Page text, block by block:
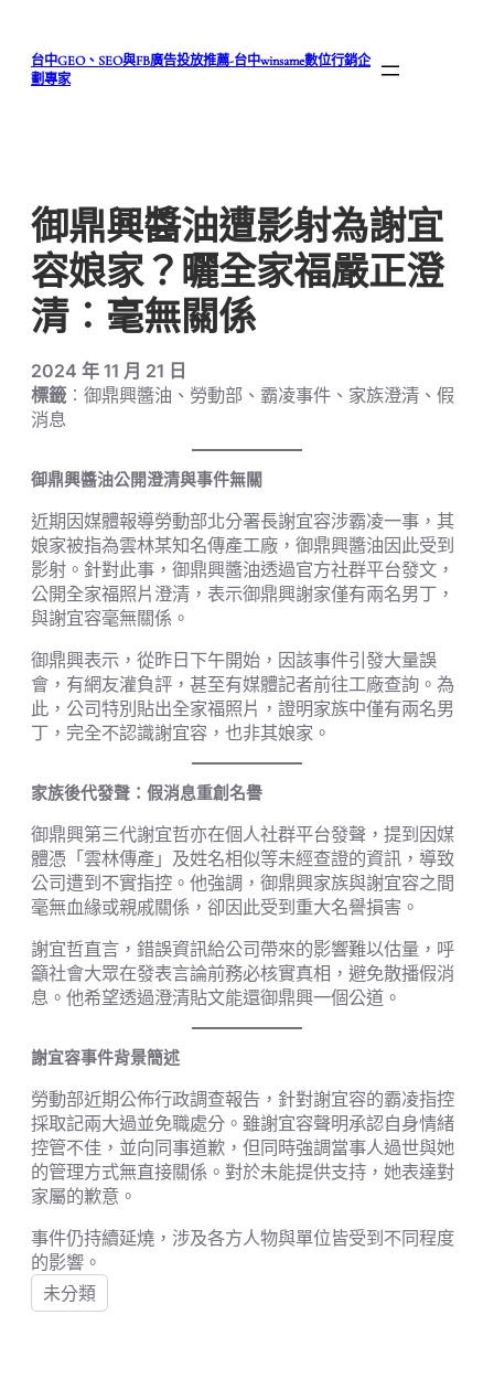
台中GEO、SEO與FB廣告投放推薦-台中winsame數位行銷企
劃專家
御鼎興醬油遭影射為謝宜
容娘家？曬全家福嚴正澄
清︰毫無關係
2024 年 11 月 21 日
標籤︰御鼎興醬油、勞動部、霸凌事件、家族澄清、假
消息
御鼎興醬油公開澄清與事件無關
近期因媒體報導勞動部北分署長謝宜容涉霸凌一事，其
娘家被指為雲林某知名傳產工廠，御鼎興醬油因此受到
影射。針對此事，御鼎興醬油透過官方社群平台發文，
公開全家福照片澄清，表示御鼎興謝家僅有兩名男丁，
與謝宜容毫無關係。
御鼎興表示，從昨日下午開始，因該事件引發大量誤
會，有網友灌負評，甚至有媒體記者前往工廠查詢。為
此，公司特別貼出全家福照片，證明家族中僅有兩名男
丁，完全不認識謝宜容，也非其娘家。
家族後代發聲：假消息重創名譽
御鼎興第三代謝宜哲亦在個人社群平台發聲，提到因媒
體憑「雲林傳產」及姓名相似等未經查證的資訊，導致
公司遭到不實指控。他強調，御鼎興家族與謝宜容之間
毫無血緣或親戚關係，卻因此受到重大名譽損害。
謝宜哲直言，錯誤資訊給公司帶來的影響難以估量，呼
籲社會大眾在發表言論前務必核實真相，避免散播假消
息。他希望透過澄清貼文能還御鼎興一個公道。
謝宜容事件背景簡述
勞動部近期公佈行政調查報告，針對謝宜容的霸凌指控
採取記兩大過並免職處分。雖謝宜容聲明承認自身情緒
控管不佳，並向同事道歉，但同時強調當事人過世與她
的管理方式無直接關係。對於未能提供支持，她表達對
家屬的歉意。
事件仍持續延燒，涉及各方人物與單位皆受到不同程度
的影響。
未分類